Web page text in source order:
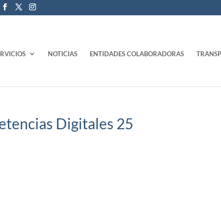
NOTICIAS ENTIDADES COLABORADORAS
Digitales 25